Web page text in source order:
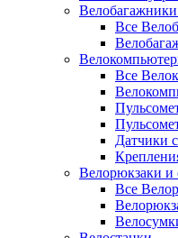
Все
Все
Датчики
Велорюкзаки и
Все